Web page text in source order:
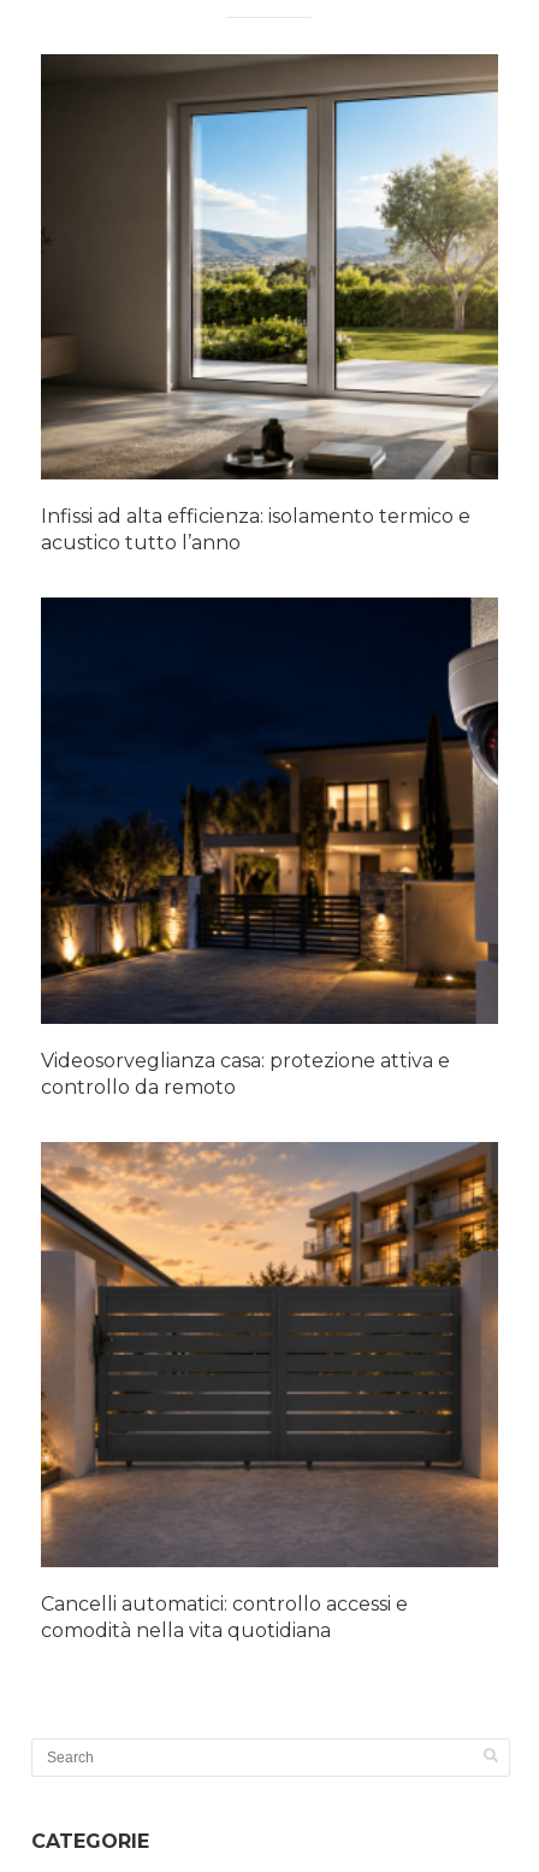
Infissi ad alta efficienza: isolamento termico e
acustico tutto l’anno
Videosorveglianza casa: protezione attiva e
controllo da remoto
Cancelli automatici: controllo accessi e
comodità nella vita quotidiana
CATEGORIE